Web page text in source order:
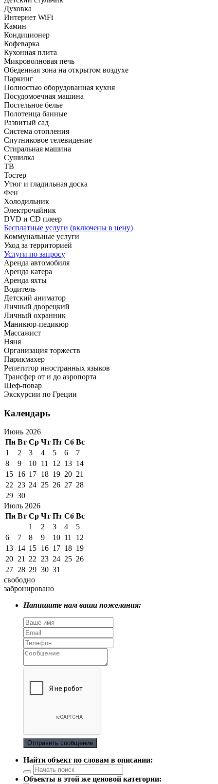
Духовка
Интернет WiFi
Камин
Кондиционер
Кофеварка
Кухонная плита
Микроволновая печь
Обеденная зона на открытом воздухе
Паркинг
Полностью оборудованная кухня
Посудомоечная машина
Постельное белье
Полотенца банные
Развитый сад
Система отопления
Спутниковое телевидение
Стиральная машина
Сушилка
ТВ
Тостер
Утюг и гладильная доска
Фен
Холодильник
Электрочайник
DVD и CD плеер
Бесплатные услуги (включены в цену)
Коммунальные услуги
Уход за территорией
Услуги по запросу
Аренда автомобиля
Аренда катера
Аренда яхты
Водитель
Детский аниматор
Личный дворецкий
Личный охранник
Маникюр-педикюр
Массажист
Няня
Организация торжеств
Парикмахер
Репетитор иностранных языков
Трансфер от и до аэропорта
Шеф-повар
Экскурсии по Греции
Календарь
Июнь 2026
Пн Вт Ср Чт Пт Сб Вс
1
2 3 4 5 6
7
8
9 10 11 12 13 14
15 16 17 18 19 20 21
22
23 24 25 26 27 28
29 30
Июль 2026
Пн Вт Ср Чт Пт Сб Вс
1
2 3 4
5
6
7 8 9 10 11
12
13 14 15 16 17 18 19
20 21 22 23 24 25 26
27 28 29 30 31
свободно
забронировано
Напишите нам ваши пожелания:
Отправить сообщение
Найти объект по словам в описании:
Объекты в этой же ценовой категории: